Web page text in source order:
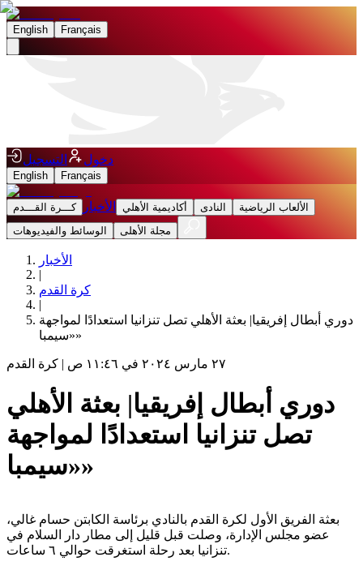
English Français
دخول التسجيل
English Français
كـــرة القـــدم الأخبار أكاديمية الأهلي النادى
الألعاب الرياضية
الوسائط والفيديوهات
مجلة الأهلى
الأخبار
|
كرة القدم
|
دوري أبطال إفريقيا| بعثة الأهلي تصل تنزانيا استعدادًا لمواجهة
«سيمبا»
٢٧ مارس ٢٠٢٤ في ١١:٤٦ ص | كرة القدم
دوري أبطال إفريقيا| بعثة الأهلي
تصل تنزانيا استعدادًا لمواجهة
«سيمبا»
بعثة الفريق الأول لكرة القدم بالنادي برئاسة الكابتن حسام غالي،
عضو مجلس الإدارة، وصلت قبل قليل إلى مطار دار السلام في
تنزانيا بعد رحلة استغرقت حوالي ٦ ساعات.